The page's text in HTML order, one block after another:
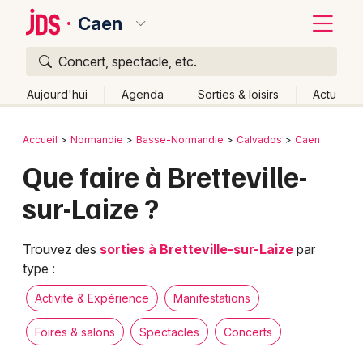
Caen
Concert, spectacle, etc.
Aujourd'hui Agenda Sorties & loisirs Actu
Publier un événement
Grands événements
Activité & Expérience
Manifestations
Bordeaux
Colmar
Lyon
Marseille
Mulhouse
Retour
Accueil Normandie Basse-Normandie Calvados Caen
Que faire à Bretteville-
sur-Laize ?
Trouvez des sorties à Bretteville-sur-Laize par
type :
Activité & Expérience Manifestations
Foires & salons Spectacles Concerts
Quoi ?
Où ?
Partout
Près de moi Changer de lieu
Quand ?
Aujourd'hui
Demain Ce week-end Autre